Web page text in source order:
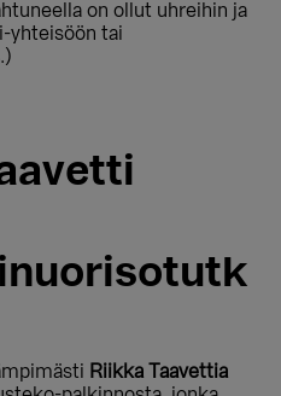
on ollut uhreihin ja
yhteisöön tai
Riikka Taavettia